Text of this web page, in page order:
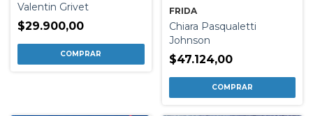
Valentin Grivet
$29.900,00
FRIDA
Chiara Pasqualetti
Johnson
$47.124,00